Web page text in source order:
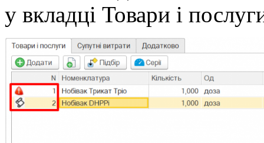
у вкладці Товари і